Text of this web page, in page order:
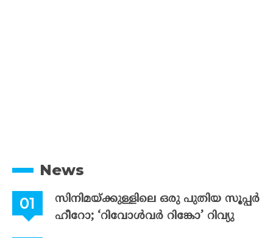
News
സിനിമയ്ക്കുള്ളിലെ ഒരു പുതിയ സൂപ്പർ
ഹീറോ; ‘റിവോൾവർ റിങ്കോ’ റിവ്യു